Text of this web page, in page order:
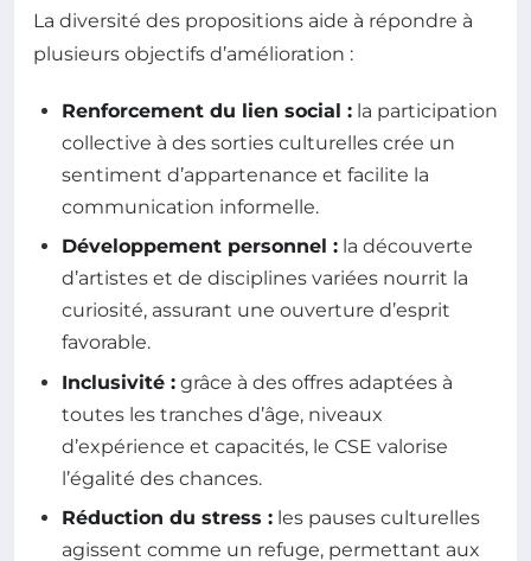
La diversité des propositions aide à répondre à
plusieurs objectifs d’amélioration :
Renforcement du lien social : la participation
collective à des sorties culturelles crée un
sentiment d’appartenance et facilite la
communication informelle.
Développement personnel : la découverte
d’artistes et de disciplines variées nourrit la
curiosité, assurant une ouverture d’esprit
favorable.
Inclusivité : grâce à des offres adaptées à
toutes les tranches d’âge, niveaux
d’expérience et capacités, le CSE valorise
l’égalité des chances.
Réduction du stress : les pauses culturelles
agissent comme un refuge, permettant aux